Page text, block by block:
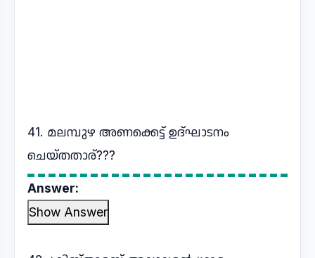
41. മലമ്പുഴ അണക്കെട്ട് ഉദ്ഘാടനം
ചെയ്തതാര്???
Answer:
Show Answer